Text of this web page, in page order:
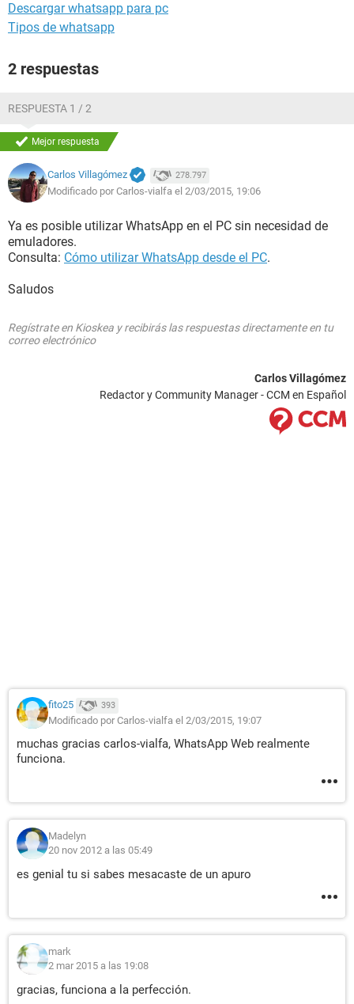
Descargar whatsapp para pc
Tipos de whatsapp
2 respuestas
RESPUESTA 1 / 2
Mejor respuesta
Carlos Villagómez 278.797
Modificado por Carlos-vialfa el 2/03/2015, 19:06
Ya es posible utilizar WhatsApp en el PC sin necesidad de
emuladores.
Consulta: Cómo utilizar WhatsApp desde el PC.
Saludos
Regístrate en Kioskea y recibirás las respuestas directamente en tu
correo electrónico
Carlos Villagómez
Redactor y Community Manager - CCM en Español
fito25 393
Modificado por Carlos-vialfa el 2/03/2015, 19:07
muchas gracias carlos-vialfa, WhatsApp Web realmente
funciona.
Madelyn
20 nov 2012 a las 05:49
es genial tu si sabes mesacaste de un apuro
mark
2 mar 2015 a las 19:08
gracias, funciona a la perfección.